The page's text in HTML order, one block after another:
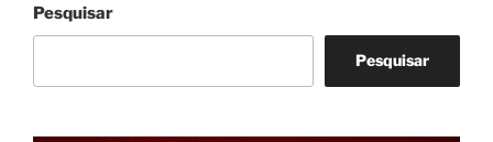
Pesquisar
Pesquisar